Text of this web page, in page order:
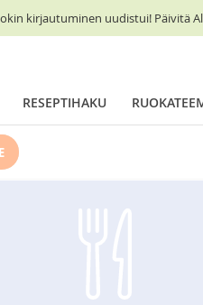
kirjautuminen uudistui! Päivitä
RESEPTIHAKU